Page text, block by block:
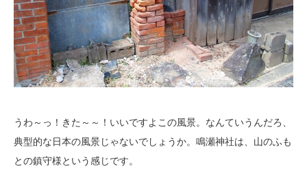
うわ～っ！きた～～！いいですよこの風景。なんていうんだろ、
典型的な日本の風景じゃないでしょうか。鳴瀬神社は、山のふも
との鎮守様という感じです。